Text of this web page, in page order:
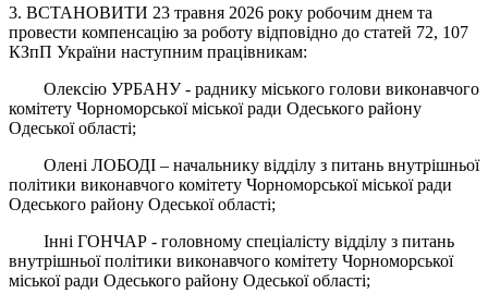
3. ВСТАНОВИТИ 23 травня 2026 року робочим днем та
провести компенсацію за роботу відповідно до статей 72, 107
КЗпП України наступним працівникам:
Олексію УРБАНУ - раднику міського голови виконавчого
комітету Чорноморської міської ради Одеського району
Одеської області;
Олені ЛОБОДІ – начальнику відділу з питань внутрішньої
політики виконавчого комітету Чорноморської міської ради
Одеського району Одеської області;
Інні ГОНЧАР - головному спеціалісту відділу з питань
внутрішньої політики виконавчого комітету Чорноморської
міської ради Одеського району Одеської області;